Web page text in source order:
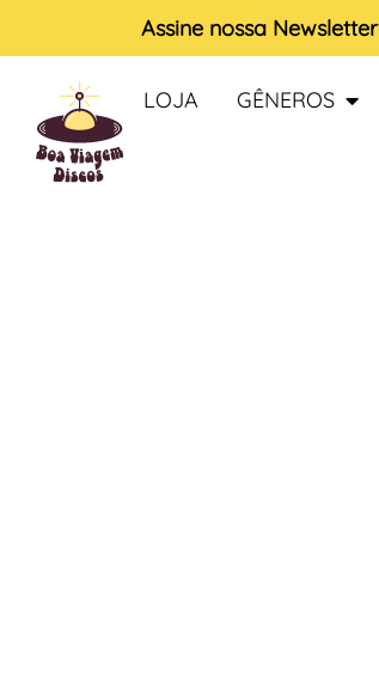
Assine nossa Newsletter
LOJA GÊNEROS